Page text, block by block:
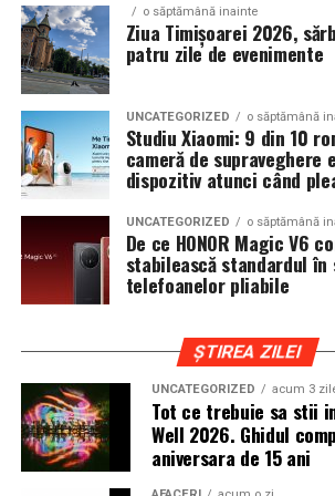
un loc unde cultura pop, estetica
muzica se intalnesc firesc.
In luna august, Domeniul Stirbey Voda
locul in care soundtrack-ul verii se
se traieste.
Programul complet si detaliile logistice
pe site-ul oficialwww.summerwell.rosi
Instagram a festivalului
Summer Well 2026
este un festival
o serie de parteneri care dau forma si
festivalului: glo™, ING, Peroni Nastro
Bacardi, Martini, Hendrick’s Gin, Jack
Image, Pepsi, Fashion Days, alpro,
aqua, Lay’s, e-on, FABIZ, Bucharest
biciclop, syoss, Persil, Sensodyne,
Athénée Palace, alka, Secom.
o săptămână inainte
Ziua Timișoarei 2026,
patru zile de evenimente
UNCATEGORIZED o săptămână
Studiu Xiaomi: 9 din 10
cameră de
dispozitiv atunci când
UNCATEGORIZED o săptămână
De ce HONOR Magic V6
stabilească standardul în
telefoanelor pliabile
ȘTIREA ZILEI
UNCATEGORIZED acum 3
Tot ce trebuie sa stii
Well 2026. Ghidul
aniversara de 15 ani